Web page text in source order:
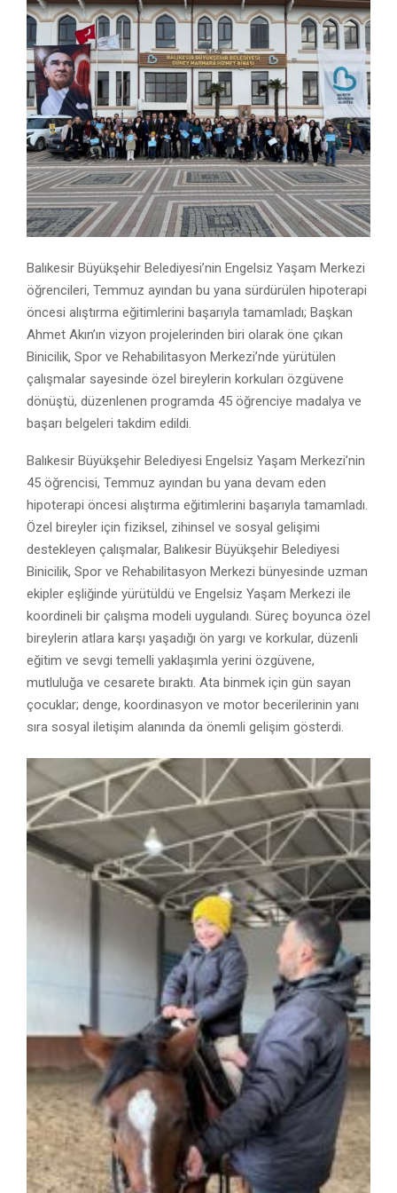
Balıkesir Büyükşehir Belediyesi’nin Engelsiz Yaşam Merkezi
öğrencileri, Temmuz ayından bu yana sürdürülen hipoterapi
öncesi alıştırma eğitimlerini başarıyla tamamladı; Başkan
Ahmet Akın’ın vizyon projelerinden biri olarak öne çıkan
Binicilik, Spor ve Rehabilitasyon Merkezi’nde yürütülen
çalışmalar sayesinde özel bireylerin korkuları özgüvene
dönüştü, düzenlenen programda 45 öğrenciye madalya ve
başarı belgeleri takdim edildi.
Balıkesir Büyükşehir Belediyesi Engelsiz Yaşam Merkezi’nin
45 öğrencisi, Temmuz ayından bu yana devam eden
hipoterapi öncesi alıştırma eğitimlerini başarıyla tamamladı.
Özel bireyler için fiziksel, zihinsel ve sosyal gelişimi
destekleyen çalışmalar, Balıkesir Büyükşehir Belediyesi
Binicilik, Spor ve Rehabilitasyon Merkezi bünyesinde uzman
ekipler eşliğinde yürütüldü ve Engelsiz Yaşam Merkezi ile
koordineli bir çalışma modeli uygulandı. Süreç boyunca özel
bireylerin atlara karşı yaşadığı ön yargı ve korkular, düzenli
eğitim ve sevgi temelli yaklaşımla yerini özgüvene,
mutluluğa ve cesarete bıraktı. Ata binmek için gün sayan
çocuklar; denge, koordinasyon ve motor becerilerinin yanı
sıra sosyal iletişim alanında da önemli gelişim gösterdi.